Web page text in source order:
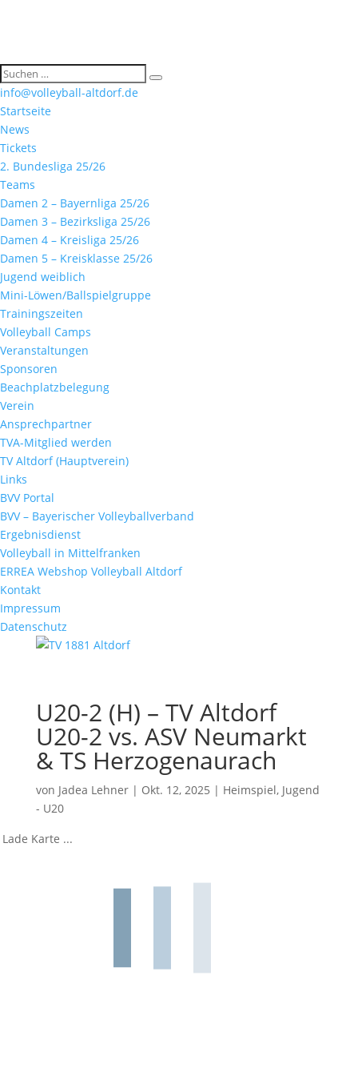
info@volleyball-altdorf.de
Startseite
News
Tickets
2. Bundesliga 25/26
Teams
Damen 2 – Bayernliga 25/26
Damen 3 – Bezirksliga 25/26
Damen 4 – Kreisliga 25/26
Damen 5 – Kreisklasse 25/26
Jugend weiblich
Mini-Löwen/Ballspielgruppe
Trainingszeiten
Volleyball Camps
Veranstaltungen
Sponsoren
Beachplatzbelegung
Verein
Ansprechpartner
TVA-Mitglied werden
TV Altdorf (Hauptverein)
Links
BVV Portal
BVV – Bayerischer Volleyballverband
Ergebnisdienst
Volleyball in Mittelfranken
ERREA Webshop Volleyball Altdorf
Kontakt
Impressum
Datenschutz
U20-2 (H) – TV Altdorf
U20-2 vs. ASV Neumarkt
& TS Herzogenaurach
von Jadea Lehner| Okt. 12, 2025 | Heimspiel, Jugend
- U20
Lade Karte ...